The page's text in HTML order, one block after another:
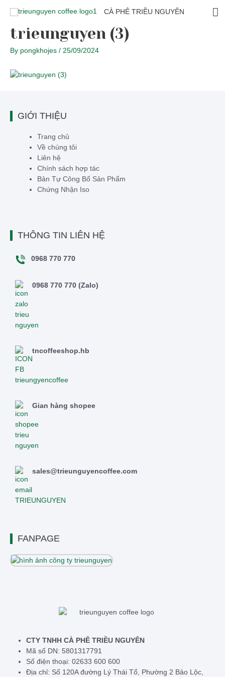
CÀ PHÊ TRIỀU NGUYÊN
trieunguyen (3)
By pongkhojes / 25/09/2024
GIỚI THIỆU
Trang chủ
Về chúng tôi
Liên hệ
Chính sách hợp tác
Bản Tự Công Bố Sản Phẩm
Chứng Nhận Iso
THÔNG TIN LIÊN HỆ
0968 770 770
0968 770 770 (Zalo)
tncoffeeshop.hb
Gian hàng shopee
sales@trieunguyencoffee.com
FANPAGE
CTY TNHH CÀ PHÊ TRIỀU NGUYÊN
Mã số DN: 5801317791
Số điện thoại: 02633 600 600
Địa chỉ: Số 120A đường Lý Thái Tổ, Phường 2 Bảo Lộc,